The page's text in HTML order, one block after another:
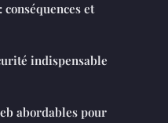
et
indispensable
abordables pour